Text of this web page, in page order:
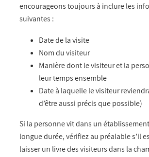
encourageons toujours à inclure les
suivantes :
Date de la visite
Nom du visiteur
Manière dont le visiteur et la
leur temps ensemble
Date à laquellele visiteur
d’être aussi précis que possible)
Si la personne vit dans un
longue durée, vérifiez au préalable s’il
laisser un livre des visiteurs dans la